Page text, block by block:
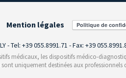
Mention légales
Tel: +39 055.8991.71 - Fax: +39
médicaux, les dispositifs médico-
uniquement destinées aux professionnels